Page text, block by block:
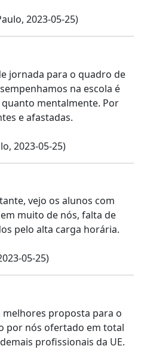
2023-05-25)
jornada para o quadro de
na escola é
mentalmente. Por
e afastadas.
2023-05-25)
vejo os alunos com
muito de nós, falta de
pelo alta carga horária.
05-25)
melhores proposta para o
por nós ofertado em total
profissionais da UE.